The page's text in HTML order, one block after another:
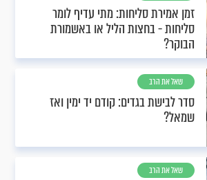
זמן אמירת סליחות: מתי עדיף לומר
סליחות - בחצות הליל או באשמורת
הבוקר?
שאל את הרב
סדר לבישת בגדים: קודם יד ימין ואז
שמאל?
שאל את הרב